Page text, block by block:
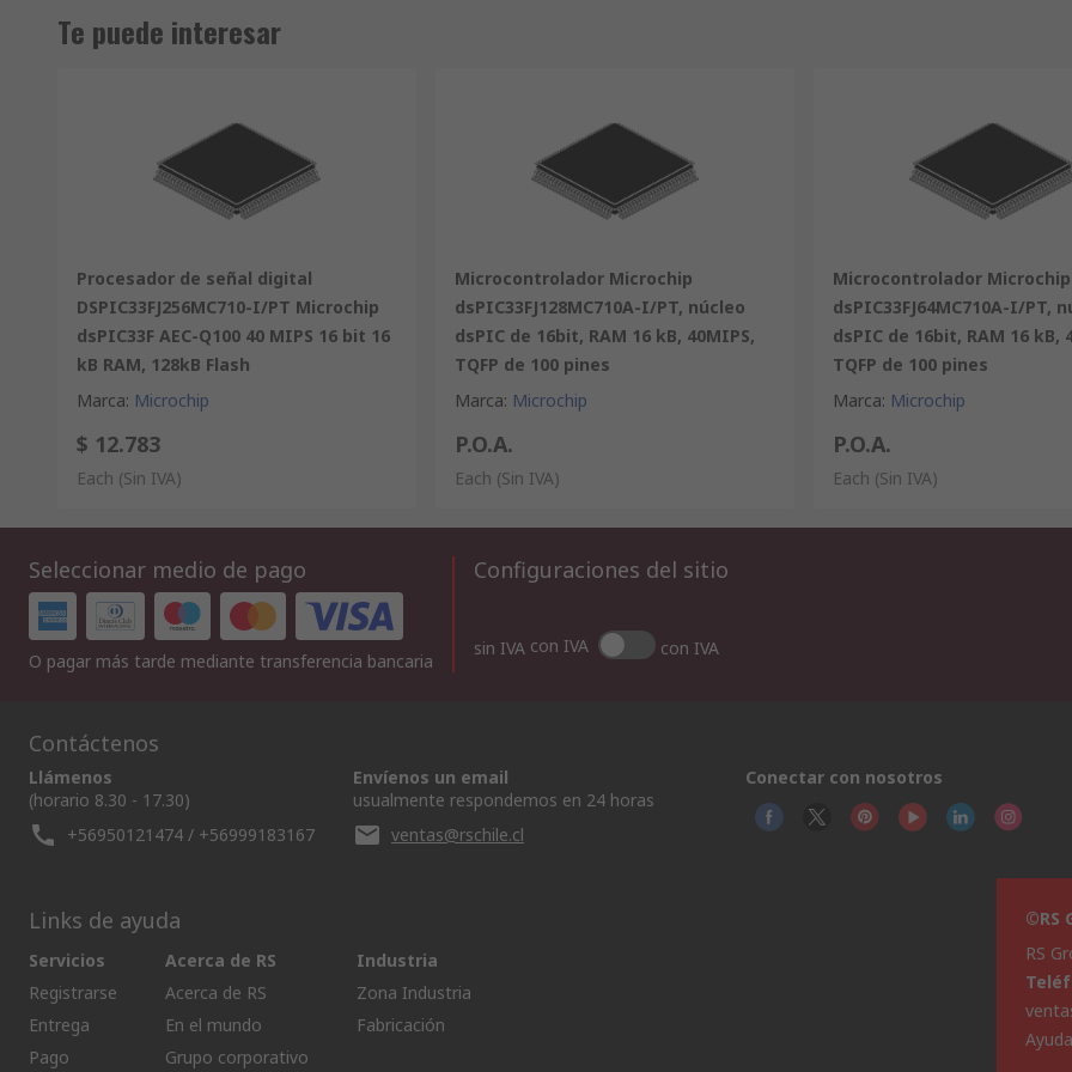
Te puede interesar
Procesador de señal digital
DSPIC33FJ256MC710-I/PT Microchip
dsPIC33F AEC-Q100 40 MIPS 16 bit 16
kB RAM, 128kB Flash
Marca: Microchip
$ 12.783
Each (Sin IVA)
Microcontrolador Microchip
dsPIC33FJ128MC710A-I/PT, núcleo
dsPIC de 16bit, RAM 16 kB, 40MIPS,
TQFP de 100 pines
Marca: Microchip
P.O.A.
Each (Sin IVA)
Microcontrolador Microchip
dsPIC33FJ64MC710A-I/PT,
dsPIC de 16bit, RAM 16 kB,
TQFP de 100 pines
Marca: Microchip
P.O.A.
Each (Sin IVA)
Seleccionar medio de pago
O pagar más tarde mediante transferencia bancaria
Configuraciones del sitio
sin IVA con IVA con IVA
Contáctenos
Llámenos
(horario 8.30 - 17.30)
+56950121474 / +56999183167
Envíenos un email
usualmente respondemos en 24 horas
ventas@rschile.cl
Conectar con nosotros
Links de ayuda
Servicios
Registrarse
Entrega
Pago
Acerca de RS
Acerca de RS
En el mundo
Grupo corporativo
Industria
Zona Industria
Fabricación
©RS
RS
Ayuda